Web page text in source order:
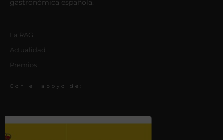
gastronómica española.
La RAG
Actualidad
Premios
Con el apoyo de: